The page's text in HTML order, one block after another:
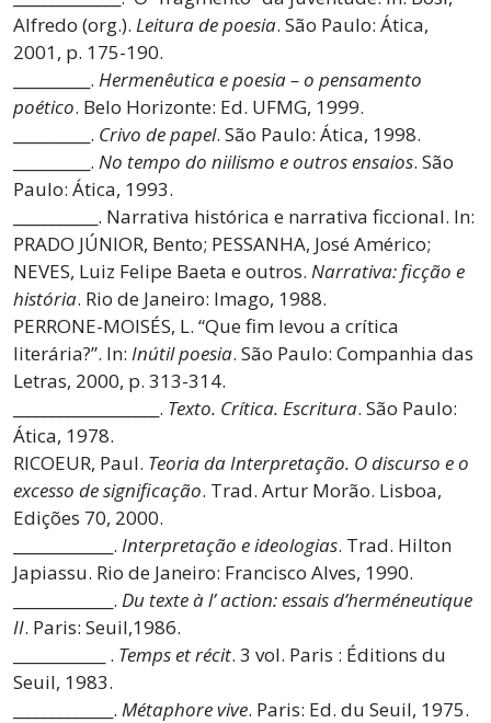
Alfredo (org.). Leitura de poesia. São Paulo: Ática,
2001, p. 175-190.
__________. Hermenêutica e poesia – o pensamento
poético. Belo Horizonte: Ed. UFMG, 1999.
__________. Crivo de papel. São Paulo: Ática, 1998.
__________. No tempo do niilismo e outros ensaios. São
Paulo: Ática, 1993.
___________. Narrativa histórica e narrativa ficcional. In:
PRADO JÚNIOR, Bento; PESSANHA, José Américo;
NEVES, Luiz Felipe Baeta e outros. Narrativa: ficção e
história. Rio de Janeiro: Imago, 1988.
PERRONE-MOISÉS, L. “Que fim levou a crítica
literária?”. In: Inútil poesia. São Paulo: Companhia das
Letras, 2000, p. 313-314.
___________________. Texto. Crítica. Escritura. São Paulo:
Ática, 1978.
RICOEUR, Paul. Teoria da Interpretação. O discurso e o
excesso de significação. Trad. Artur Morão. Lisboa,
Edições 70, 2000.
_____________. Interpretação e ideologias. Trad. Hilton
Japiassu. Rio de Janeiro: Francisco Alves, 1990.
_____________. Du texte à l’ action: essais d’herméneutique
II. Paris: Seuil,1986.
____________ . Temps et récit. 3 vol. Paris : Éditions du
Seuil, 1983.
_____________. Métaphore vive. Paris: Ed. du Seuil, 1975.